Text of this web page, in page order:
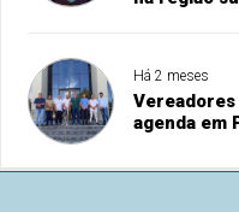
Há 2 meses
agenda em